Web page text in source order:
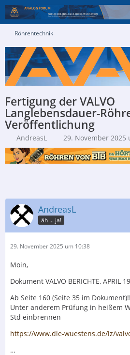
Röhrentechnik
Fertigung der VALVO
Langlebensdauer-
Veröffentlichung
AndreasL 29. November 2025
AndreasL
äh ... ja!
29. November 2025 um 10:38
Moin,
Dokument VALVO BERICHTE, APRIL
Ab Seite 160 (Seite 35 im
Unter anderem Prüfung in heißem
Std einbrennen
https://www.die-wuestens.de/iz/
…